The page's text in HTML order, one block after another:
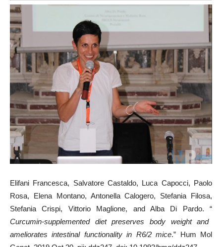
Elifani Francesca, Salvatore Castaldo, Luca Capocci, Paolo
Rosa, Elena Montano, Antonella Calogero, Stefania Filosa,
Stefania Crispi, Vittorio Maglione, and Alba Di Pardo. “
Curcumin-supplemented diet preserves body weight and
ameliorates intestinal functionality in R6/2 mice.” Hum Mol